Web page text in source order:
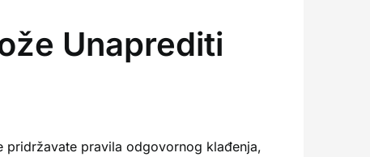
Unaprediti
pridržavate pravila odgovornog klađenja,